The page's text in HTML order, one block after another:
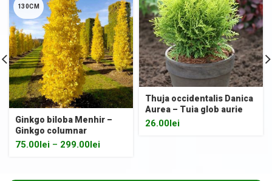
130CM
Ginkgo biloba Menhir –
Ginkgo columnar
75.00lei – 299.00lei
Thuja occidentalis Danica
Aurea – Tuia glob aurie
26.00lei